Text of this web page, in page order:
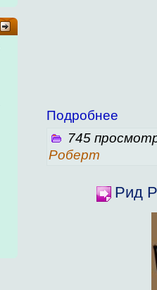
Подробнее
745
Роберт
Рид